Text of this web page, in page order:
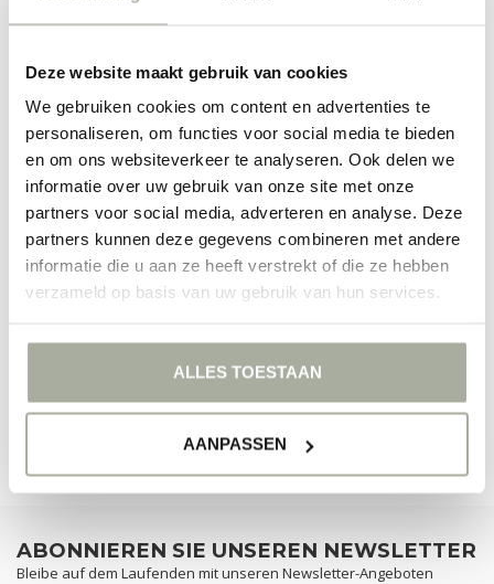
Deze website maakt gebruik van cookies
We gebruiken cookies om content en advertenties te
personaliseren, om functies voor social media te bieden
en om ons websiteverkeer te analyseren. Ook delen we
informatie over uw gebruik van onze site met onze
partners voor social media, adverteren en analyse. Deze
partners kunnen deze gegevens combineren met andere
informatie die u aan ze heeft verstrekt of die ze hebben
verzameld op basis van uw gebruik van hun services.
ALLES TOESTAAN
AANPASSEN
überraschen zu lassen. Entdecken Sie unser Sortiment und wählen
Sie die perfekte Dodonaea für Ihren Raum.
FILTER
KEINE PRODUKTE GEFUNDEN!
ABONNIEREN SIE UNSEREN NEWSLETTER
Bleibe auf dem Laufenden mit unseren Newsletter-Angeboten